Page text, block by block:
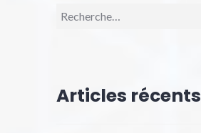
Recherche
Articles récents